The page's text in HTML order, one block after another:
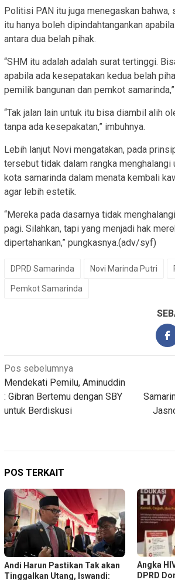
Politisi PAN itu juga menegaskan
itu hanya boleh dipindahtangankan
antara dua belah pihak.
“SHM itu adalah adalah surat tertinggi.
apabila ada kesepatakan kedua belah
pemilik bangunan dan pemkot
“Tak jalan lain untuk itu bisa diambil alih
tanpa ada kesepakatan,” imbuhnya.
Lebih lanjut Novi mengatakan, pada
tersebut tidak dalam rangka menghalangi
kota samarinda dalam menata kembali
agar lebih estetik.
“Mereka pada dasarnya tidak
pagi. Silahkan, tapi yang menjadi hak
dipertahankan,” pungkasnya.(adv/syf)
DPRD Samarinda Novi Marinda Putri
Pemkot Samarinda
Navigasi
pos
Pos sebelumnya
Mendekati Pemilu, Aminuddin
: Gibran Bertemu dengan SBY
untuk Berdiskusi
POS TERKAIT
Andi Harun Pastikan Tak akan
Tinggalkan Utang, Iswandi:
Angka
DPRD